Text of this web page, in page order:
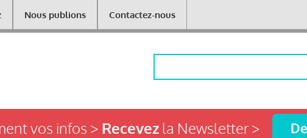
Nous publions Contactez-nous
vos infos > Recevezla Newsletter >